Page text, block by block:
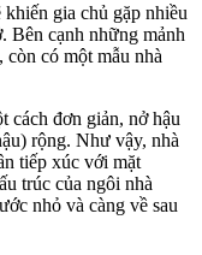
gia chủ gặp nhiều
Bên cạnh những mảnh
có một mẫu nhà
cách đơn giản, nở hậu
rộng. Như vậy, nhà
tiếp xúc với mặt
trúc của ngôi nhà
nhỏ và càng về sau